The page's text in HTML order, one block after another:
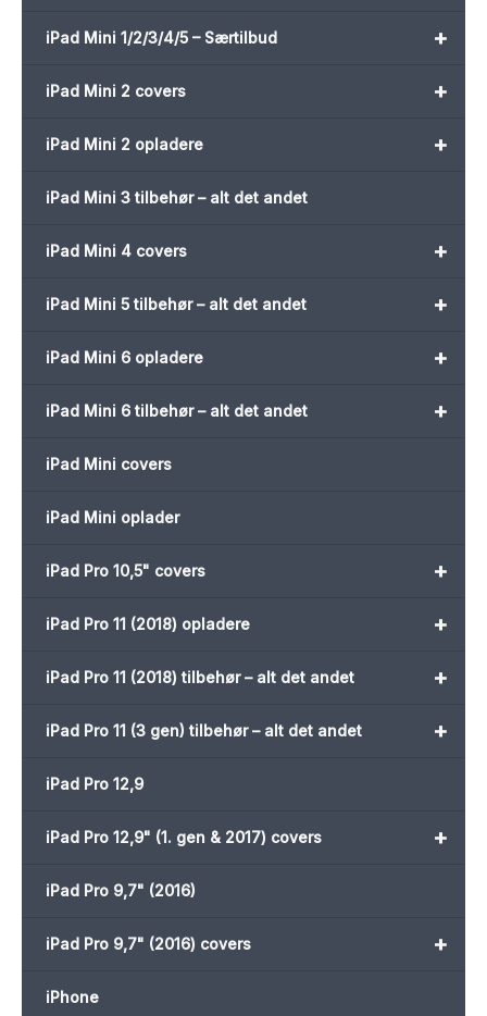
+
iPad Mini 1/2/3/4/5 – Særtilbud
+
iPad Mini 2 covers
+
iPad Mini 2 opladere
iPad Mini 3 tilbehør – alt det andet
+
iPad Mini 4 covers
+
iPad Mini 5 tilbehør – alt det andet
+
iPad Mini 6 opladere
+
iPad Mini 6 tilbehør – alt det andet
iPad Mini covers
iPad Mini oplader
+
iPad Pro 10,5" covers
+
iPad Pro 11 (2018) opladere
+
iPad Pro 11 (2018) tilbehør – alt det andet
+
iPad Pro 11 (3 gen) tilbehør – alt det andet
iPad Pro 12,9
+
iPad Pro 12,9" (1. gen & 2017) covers
iPad Pro 9,7" (2016)
+
iPad Pro 9,7" (2016) covers
iPhone